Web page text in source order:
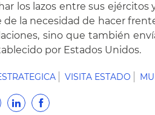
los lazos entre sus
la necesidad de hacer
sino que también
por Estados Unidos.
VISITA ESTADO